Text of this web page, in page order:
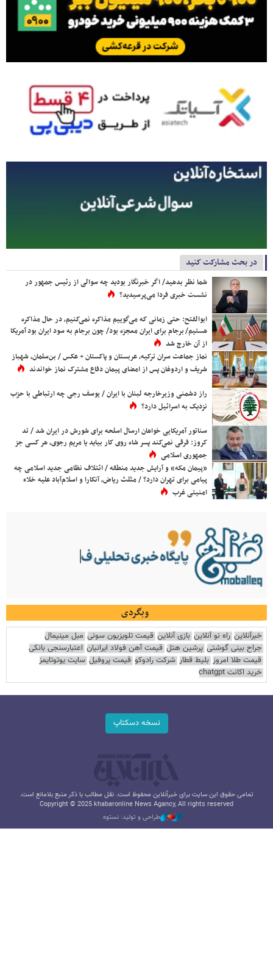
در بحث مشارکت کنید
شما نظر بدهید/ اگر خبرنگار بودید چه سوالی از رئیس جمهور در
نشست خبری فردا می‌پرسیدید؟
ابوالفتح: حتی زمانی که می‌گوییم مذاکره نمی‌کنیم، در حال مذاکره
هستیم/ برجام برای ایران معجزه بود/ چون برجام به سود ایران بود آمریکا
از آن خارج شد
نماز جماعت سران ترکیه، عربستان و پاکستان + عکس / بن‌سلمان، شهباز
شریف و اردوغان پس از امضای پیمان دفاع مشترک نماز خواندند
راز دشمنی وزیرخارجه لبنان با ایران / یوسف رجی چه ارتباطی با حزب
نزدیک به اسرائیل دارد؟
سناتور آمریکایی خواهان ارسال اسلحه برای شورش در ایران شد / تد
کروز: فرقی نمی‌کند پسر شاه روی کار بیاید یا مریم رجوی، هر کسی جز
جمهوری اسلامی
«پیمان مکه» و آرایش جدید منطقه / ائتلاف نظامی جدید اسلامی چه
پیامی برای تهران دارد؟ / مثلث ریاض، آنکارا و اسلام‌آباد علیه خلاء
امنیتی غرب
وبگردی
خبرآنلاین راه نو آنلاین بازی آنلاین قیمت تلویزیون سونی مبل مینیمال
جراح بینی گوشتی پرشین هتل قیمت آهن فولاد ایرانیان اعتبارسنجی بانکی
قیمت طلا امروز بلیط قطار شرکت رادوکو قیمت پروفیل سایت یوتوتایمز
خرید اکانت chatgpt
نسخه دسکتاپ
تمامی حقوق این سایت برای خبرآنلاین محفوظ است. نقل مطالب با ذکر منبع بلامانع است.
Copyright © 2025 khabaronline News Agancy, All rights reserved
طراحی و تولید: نستوه